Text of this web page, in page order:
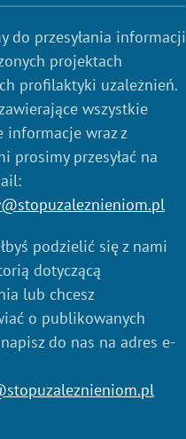
do przesyłania informacji
projektach
profilaktyki uzależnień.
wszystkie
informacje wraz z
prosimy przesyłać na
podzielić się z nami
dotyczącą
lub chcesz
o publikowanych
do nas na adres e-